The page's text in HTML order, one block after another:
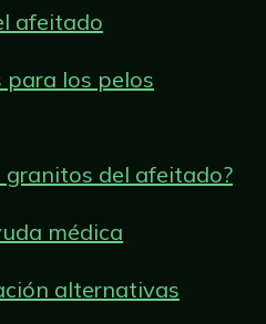
afeitado
para los pelos
granitos del afeitado?
médica
alternativas